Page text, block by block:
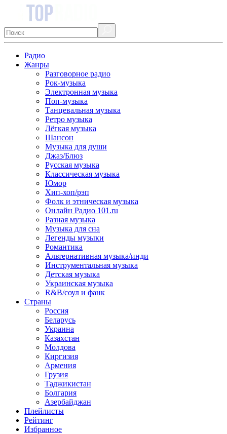
Радио
Жанры
Разговорное радио
Рок-музыка
Электронная музыка
Поп-музыка
Танцевальная музыка
Ретро музыка
Лёгкая музыка
Шансон
Музыка для души
Джаз/Блюз
Русская музыка
Классическая музыка
Юмор
Хип-хоп/рэп
Фолк и этническая музыка
Онлайн Радио 101.ru
Разная музыка
Музыка для сна
Легенды музыки
Романтика
Альтернативная музыка/инди
Инструментальная музыка
Детская музыка
Украинская музыка
R&B/cоул и фанк
Страны
Россия
Беларусь
Украина
Казахстан
Молдова
Киргизия
Армения
Грузия
Таджикистан
Болгария
Азербайджан
Плейлисты
Рейтинг
Избранное